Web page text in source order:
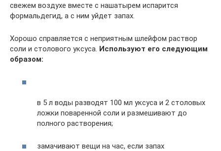
свежем воздухе вместе с нашатырем испарится
формальдегид, а с ним уйдет запах.
Хорошо справляется с неприятным шлейфом раствор
соли и столового уксуса. Используют его следующим
образом:
в 5 л воды разводят 100 мл уксуса и 2 столовых
ложки поваренной соли и размешивают до
полного растворения;
замачивают вещи на час, если запах